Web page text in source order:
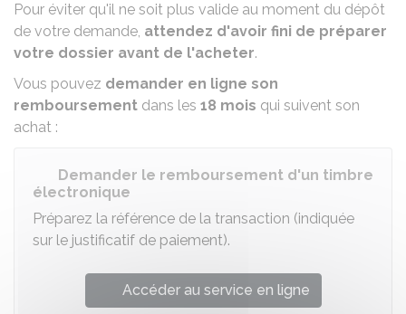
Pour éviter qu'il ne soit plus valide au moment du dépôt
de votre demande, attendez d'avoir fini de préparer
votre dossier avant de l'acheter.
Vous pouvez demander en ligne son
remboursement dans les 18 mois qui suivent son
achat :
Demander le remboursement d'un timbre
électronique
Préparez la référence de la transaction (indiquée
sur le justificatif de paiement).
Accéder au service en ligne